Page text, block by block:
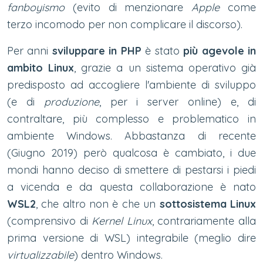
fanboyismo(evito di menzionareApplecome
terzo incomodo per non complicare il discorso).
Per anni sviluppare in PHP è stato più agevole in
ambito Linux, grazie a un sistema operativo già
predisposto ad accogliere l'ambiente di sviluppo
(e di produzione, per i server online) e, di
contraltare, più complesso e problematico in
ambiente Windows. Abbastanza di recente
(Giugno 2019) però qualcosa è cambiato, i due
mondi hanno deciso di smettere di pestarsi i piedi
a vicenda e da questa collaborazione è nato
WSL2, che altro non è che un sottosistema Linux
(comprensivo di Kernel Linux, contrariamente alla
prima versione di WSL) integrabile (meglio dire
virtualizzabile) dentro Windows.